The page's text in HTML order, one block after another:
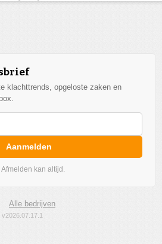
klachttrends, opgeloste zaken en
Aanmelden
kan altijd.
Alle bedrijven
v2026.07.17.1